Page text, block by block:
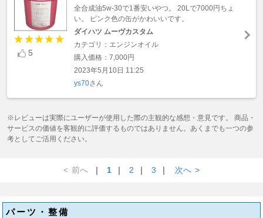
5
全合成油5w-30で1番安いやつ。 20Lで7000円ちょ
い。 ピンク色の缶がかわいいです。
ダイハツ ムーヴカスタム
カテゴリ：エンジンオイル
購入価格：7,000円
2023年5月10日 11:25
ys70さん
※レビューは実際にユーザーが使用した際の主観的な感想・意見です。 商品・
サービスの価値を客観的に評価するものではありません。あくまでも一つの参
考としてご活用ください。
< 前へ ｜ 1 ｜ 2 ｜ 3 ｜ 次へ >
パーツ・整備